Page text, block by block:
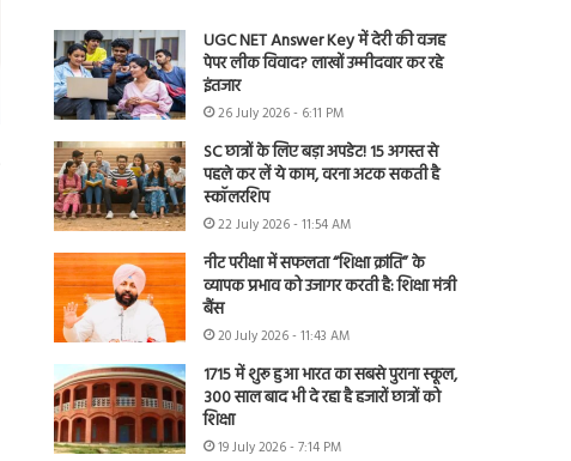
UGC NET Answer Key में देरी की वजह
पेपर लीक विवाद? लाखों उम्मीदवार कर रहे
इंतजार
26 July 2026 - 6:11 PM
SC छात्रों के लिए बड़ा अपडेट! 15 अगस्त से
पहले कर लें ये काम, वरना अटक सकती है
स्कॉलरशिप
22 July 2026 - 11:54 AM
नीट परीक्षा में सफलता “शिक्षा क्रांति” के
व्यापक प्रभाव को उजागर करती है: शिक्षा मंत्री
बैंस
20 July 2026 - 11:43 AM
1715 में शुरू हुआ भारत का सबसे पुराना स्कूल,
300 साल बाद भी दे रहा है हजारों छात्रों को
शिक्षा
19 July 2026 - 7:14 PM